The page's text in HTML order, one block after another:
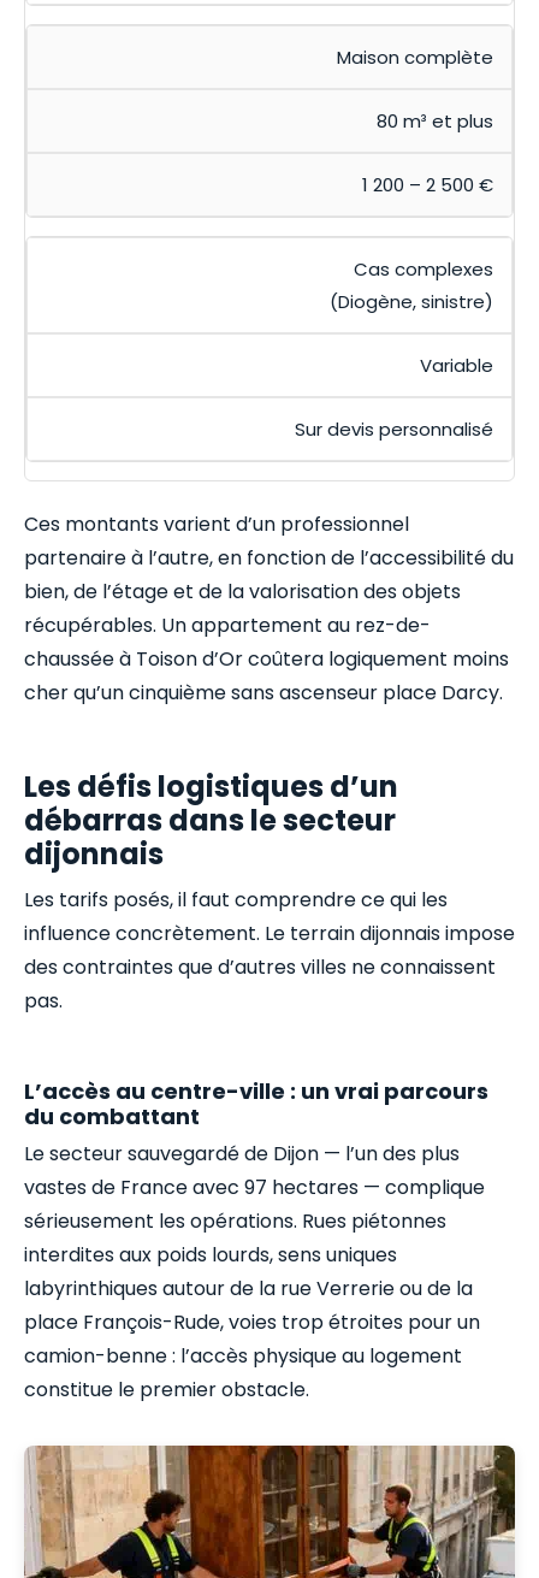
Maison complète
80 m³ et plus
1 200 – 2 500 €
Cas complexes
(Diogène, sinistre)
Variable
Sur devis personnalisé
Ces montants varient d’un professionnel
partenaire à l’autre, en fonction de l’accessibilité du
bien, de l’étage et de la valorisation des objets
récupérables. Un appartement au rez-de-
chaussée à Toison d’Or coûtera logiquement moins
cher qu’un cinquième sans ascenseur place Darcy.
Les défis logistiques d’un
débarras dans le secteur
dijonnais
Les tarifs posés, il faut comprendre ce qui les
influence concrètement. Le terrain dijonnais impose
des contraintes que d’autres villes ne connaissent
pas.
L’accès au centre-ville : un vrai parcours
du combattant
Le secteur sauvegardé de Dijon — l’un des plus
vastes de France avec 97 hectares — complique
sérieusement les opérations. Rues piétonnes
interdites aux poids lourds, sens uniques
labyrinthiques autour de la rue Verrerie ou de la
place François-Rude, voies trop étroites pour un
camion-benne : l’accès physique au logement
constitue le premier obstacle.